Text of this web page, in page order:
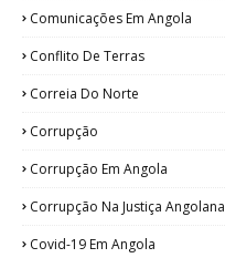
Comunicações Em Angola
Conflito De Terras
Correia Do Norte
Corrupção
Corrupção Em Angola
Corrupção Na Justiça Angolana
Covid-19 Em Angola